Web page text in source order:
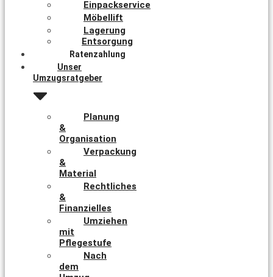
Einpackservice
Möbellift
Lagerung
Entsorgung
Ratenzahlung
Unser
Umzugsratgeber
Planung
&
Organisation
Verpackung
&
Material
Rechtliches
&
Finanzielles
Umziehen
mit
Pflegestufe
Nach
dem